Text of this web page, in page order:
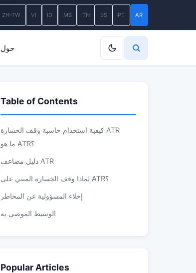
ZH-TW VI ID MS TH ES PT AR
حول
Table of Contents
كيفية استخدام حاسبة وقف الخسارة ATR
ما هو ATR؟
دليل مضاعف ATR
لماذا وقف الخسارة المبني على ATR؟
إخلاء المسؤولية عن المخاطر
الوسيط الموصى به
Popular Articles